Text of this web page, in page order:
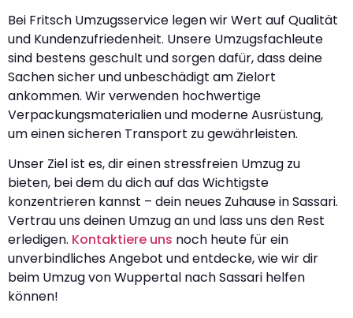
Bei Fritsch Umzugsservice legen wir Wert auf Qualität
und Kundenzufriedenheit. Unsere Umzugsfachleute
sind bestens geschult und sorgen dafür, dass deine
Sachen sicher und unbeschädigt am Zielort
ankommen. Wir verwenden hochwertige
Verpackungsmaterialien und moderne Ausrüstung,
um einen sicheren Transport zu gewährleisten.
Unser Ziel ist es, dir einen stressfreien Umzug zu
bieten, bei dem du dich auf das Wichtigste
konzentrieren kannst – dein neues Zuhause in Sassari.
Vertrau uns deinen Umzug an und lass uns den Rest
erledigen. Kontaktiere uns noch heute für ein
unverbindliches Angebot und entdecke, wie wir dir
beim Umzug von Wuppertal nach Sassari helfen
können!